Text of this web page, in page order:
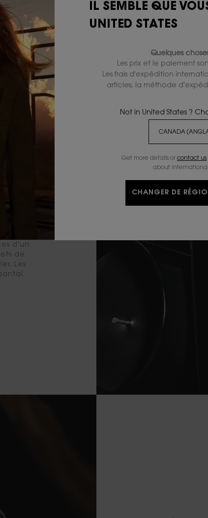
AU CŒUR DES
À TRAVERS LE
rue de
d'un
de
Les
IL SEMBLE QUE
UNITED STATES
Quelques
Les prix et le paiement
Les frais d'expédition
articles, la méthode
Not in United States ?
Get more details or contact us
about
CHANGER DE